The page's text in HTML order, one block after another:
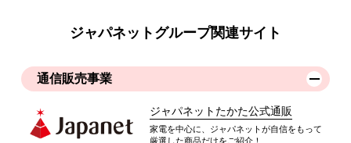
ジャパネットグループ関連サイト
通信販売事業
ジャパネットたかた公式通販
家電を中心に、ジャパネットが自信をもって
厳選した商品だけをご紹介！